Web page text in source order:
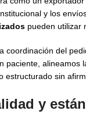
y los
pueden utilizar
coordinación del
paciente, alineamos
estructurado sin
y